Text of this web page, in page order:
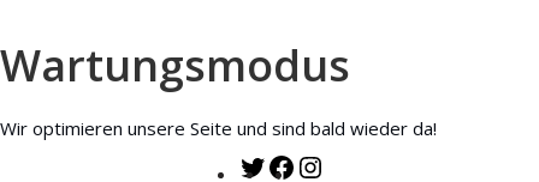
Wartungsmodus
Wir optimieren unsere Seite und sind bald wieder da!
TwitterFacebook